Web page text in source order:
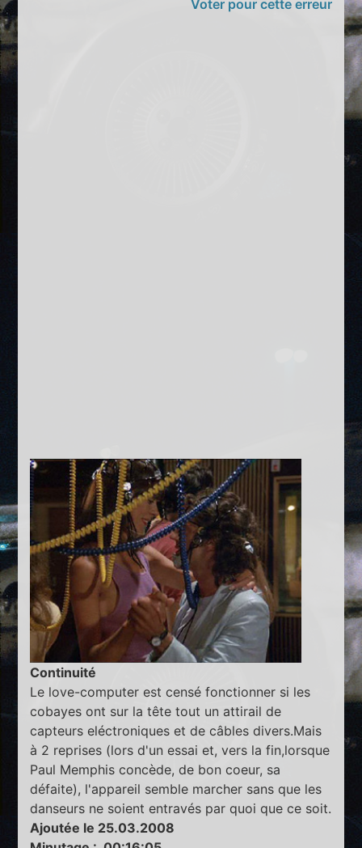
Voter pour cette erreur
Continuité
Le love-computer est censé fonctionner si les
cobayes ont sur la tête tout un attirail de
capteurs eléctroniques et de câbles divers.Mais
à 2 reprises (lors d'un essai et, vers la fin,lorsque
Paul Memphis concède, de bon coeur, sa
défaite), l'appareil semble marcher sans que les
danseurs ne soient entravés par quoi que ce soit.
Ajoutée le 25.03.2008